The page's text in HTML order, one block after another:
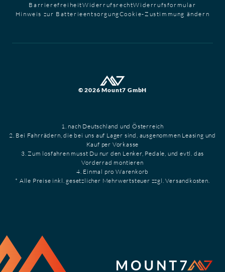
BarrierefreiheitWiderrufsrechtWiderrufsformular
Hinweis zur BatterieentsorgungCookie-Zustimmung ändern
© 2026 Mount7 GmbH
1. nach Deutschland und Österreich
2. Bei Fahrrädern, die bei uns auf Lager sind, ausgenommen Leasing und
Kauf per Vorkasse
3. Zum losfahren musst Du nur den Lenker, Pedale, und evtl. das
Vorderrad montieren
4. Einmal pro Warenkorb
* Alle Preise inkl. gesetzlicher Mehrwertsteuer zzgl. Versandkosten.